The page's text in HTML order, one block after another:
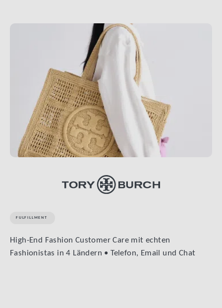
FULFILLMENT
High-End Fashion Customer Care mit echten
Fashionistas in 4 Ländern • Telefon, Email und Chat